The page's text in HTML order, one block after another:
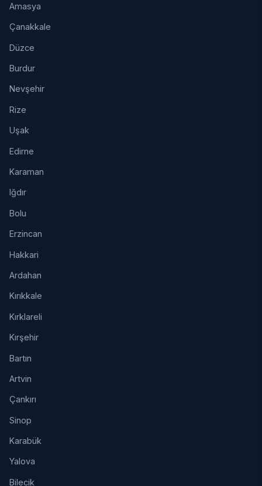
Amasya
Çanakkale
Düzce
Burdur
Nevşehir
Rize
Uşak
Edirne
Karaman
Iğdır
Bolu
Erzincan
Hakkari
Ardahan
Kırıkkale
Kırklareli
Kırşehir
Bartın
Artvin
Çankırı
Sinop
Karabük
Yalova
Bilecik